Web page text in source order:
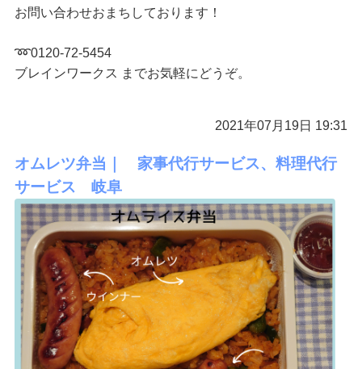
お問い合わせおまちしております！
➿0120-72-5454
ブレインワークス までお気軽にどうぞ。
2021年07月19日 19:31
オムレツ弁当｜ 家事代行サービス、料理代行
サービス 岐阜